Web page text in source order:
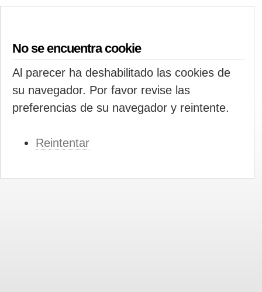
No se encuentra cookie
Al parecer ha deshabilitado las cookies de
su navegador. Por favor revise las
preferencias de su navegador y reintente.
Reintentar